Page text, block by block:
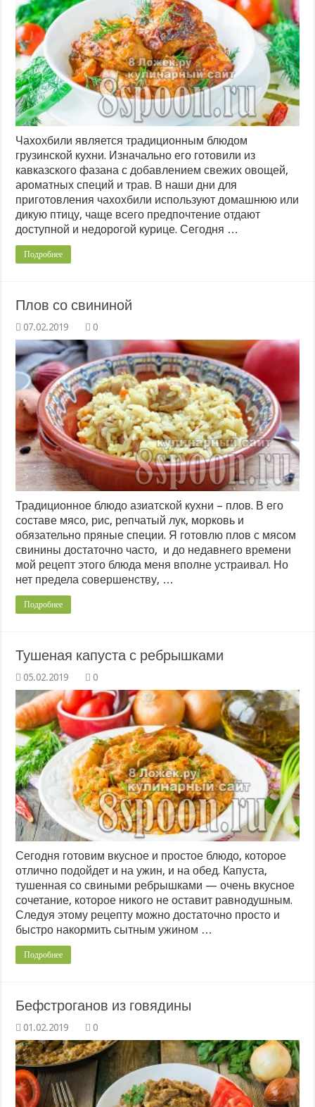
Чахохбили является традиционным блюдом
грузинской кухни. Изначально его готовили из
кавказского фазана с добавлением свежих овощей,
ароматных специй и трав. В наши дни для
приготовления чахохбили используют домашнюю или
дикую птицу, чаще всего предпочтение отдают
доступной и недорогой курице. Сегодня …
Подробнее
Плов со свининой
0
Традиционное блюдо азиатской кухни – плов. В его
составе мясо, рис, репчатый лук, морковь и
обязательно пряные специи. Я готовлю плов с мясом
свинины достаточно часто, и до недавнего времени
мой рецепт этого блюда меня вполне устраивал. Но
нет предела совершенству, …
Подробнее
Тушеная капуста с ребрышками
0
Сегодня готовим вкусное и простое блюдо, которое
отлично подойдет и на ужин, и на обед. Капуста,
тушенная со свиными ребрышками — очень вкусное
сочетание, которое никого не оставит равнодушным.
Следуя этому рецепту можно достаточно просто и
быстро накормить сытным ужином …
Подробнее
Бефстроганов из говядины
0